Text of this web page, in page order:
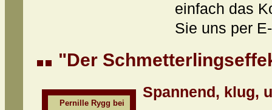
einfach das
Sie uns per
"Der
Spannend, klug,
Pernille Rygg bei